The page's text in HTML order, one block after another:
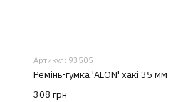
Артикул: 93505
Ремінь-гумка 'ALON' хакі 35 мм
308 грн